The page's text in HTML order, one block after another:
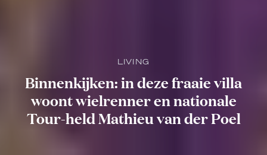
LIVING
Binnenkijken: in deze fraaie villa
woont wielrenner en nationale
Tour-held Mathieu van der Poel